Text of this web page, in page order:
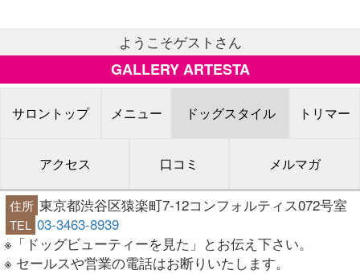
ようこそゲストさん
GALLERY ARTESTA
サロントップ メニュー ドッグスタイル トリマー
アクセス 口コミ メルマガ
住所 東京都渋谷区猿楽町7-12コンフォルティス072号室
TEL 03-3463-8939
※「ドッグビューティーを見た」とお伝え下さい。
※ セールスや営業の電話はお断りいたします。